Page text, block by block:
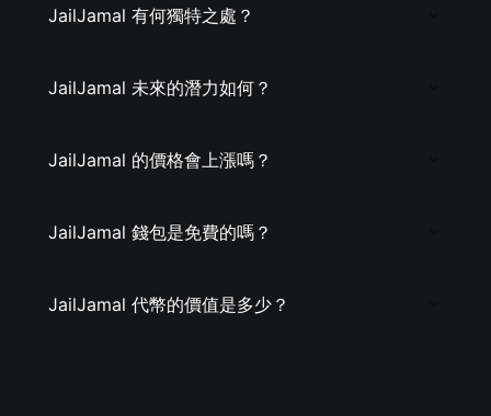
JailJamal 有何獨特之處？
JailJamal 未來的潛力如何？
JailJamal 的價格會上漲嗎？
JailJamal 錢包是免費的嗎？
JailJamal 代幣的價值是多少？